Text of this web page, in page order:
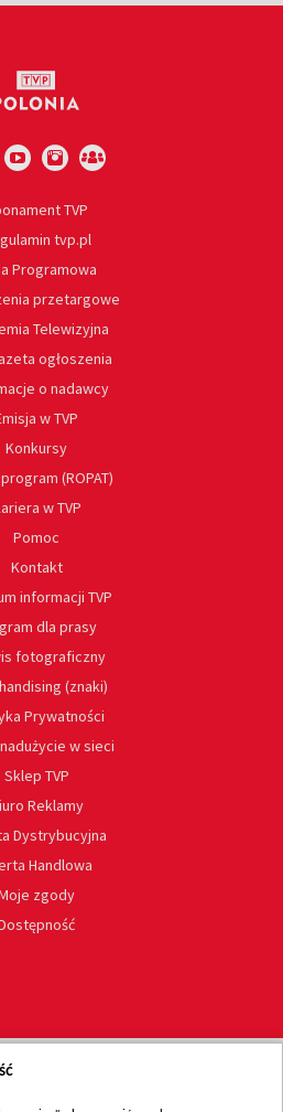
TVP
tvp.pl
Programowa
przetargowe
Telewizyjna
ogłoszenia
o nadawcy
w TVP
Konkursy
(ROPAT)
w TVP
Pomoc
Kontakt
informacji TVP
dla prasy
fotograficzny
(znaki)
Prywatności
w sieci
Sklep TVP
Reklamy
Dystrybucyjna
Handlowa
zgody